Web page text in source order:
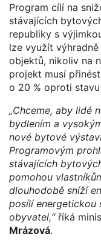
Program cílí na
stávajících
republiky s
lze využít
objektů, nikoliv na
projekt musí
o 20 % oproti
„Chceme, aby lidé
bydlením a
nové bytové
Programovým
stávajících
pomohou
dlouhodobě sníží
posílí energetickou
obyvatel,“říká
Mrázová.